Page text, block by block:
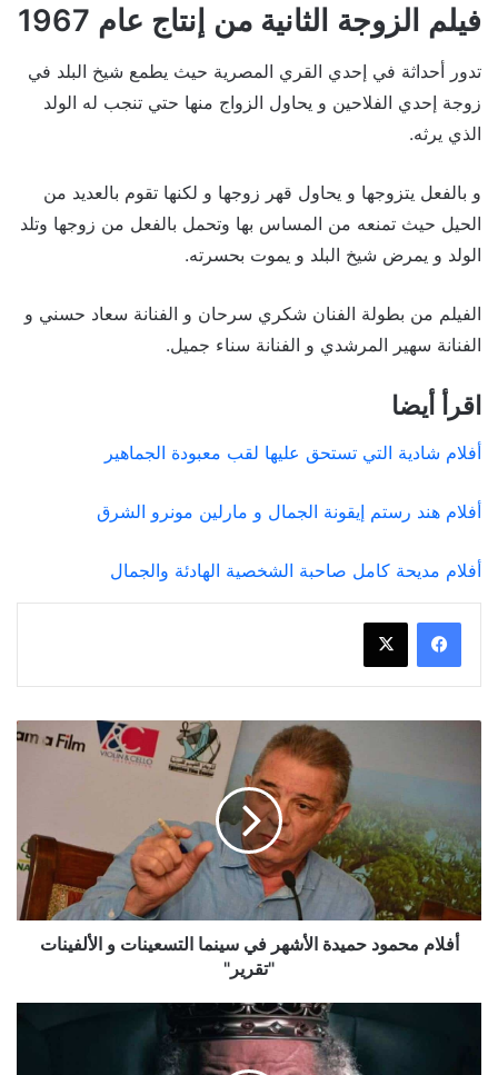
فيلم الزوجة الثانية من إنتاج عام 1967
تدور أحداثة في إحدي القري المصرية حيث يطمع شيخ البلد في
زوجة إحدي الفلاحين و يحاول الزواج منها حتي تنجب له الولد
الذي يرثه.
و بالفعل يتزوجها و يحاول قهر زوجها و لكنها تقوم بالعديد من
الحيل حيث تمنعه من المساس بها وتحمل بالفعل من زوجها وتلد
الولد و يمرض شيخ البلد و يموت بحسرته.
الفيلم من بطولة الفنان شكري سرحان و الفنانة سعاد حسني و
الفنانة سهير المرشدي و الفنانة سناء جميل.
اقرأ أيضا
أفلام شادية التي تستحق عليها لقب معبودة الجماهير
أفلام هند رستم إيقونة الجمال و مارلين مونرو الشرق
أفلام مديحة كامل صاحبة الشخصية الهادئة والجمال
سينما
التسعينات
و
الألفينات
"تقرير"أفلام محمود حميدة الأشهر في سينما التسعينات و الألفينات
"تقرير"